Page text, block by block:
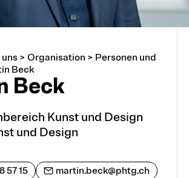
der PHTG
> Organisation > Personen und
Beck
Beck
Kunst und Design
und Design
57 15 martin.beck@phtg.ch